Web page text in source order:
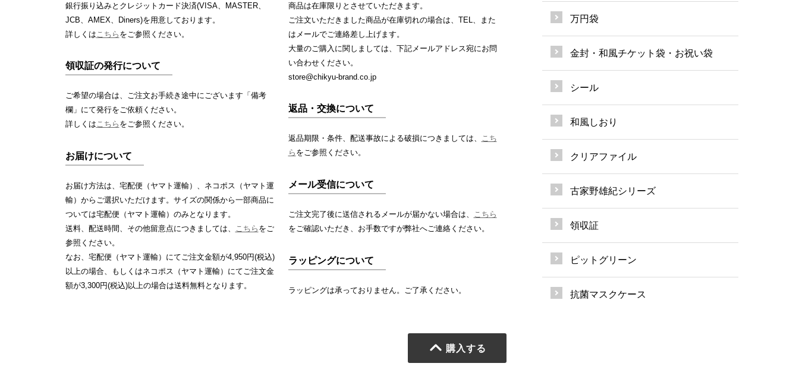
銀行振り込みとクレジットカード決済(VISA、MASTER、
JCB、AMEX、Diners)を用意しております。
詳しくは こちら をご参照ください。
領収証の発行について
ご希望の場合は、ご注文お手続き途中にございます「備考
欄」にて発行をご依頼ください。
詳しくはこちら をご参照ください。
お届けについて
お届け方法は、宅配便（ヤマト運輸）、ネコポス（ヤマト運
輸）からご選択いただけます。サイズの関係から一部商品に
ついては宅配便（ヤマト運輸）のみとなります。
送料、配送時間、その他留意点につきましては、 こちら をご
参照ください。
なお、宅配便（ヤマト運輸）にてご注文金額が4,950円(税込)
以上の場合、もしくはネコポス（ヤマト運輸）にてご注文金
額が3,300円(税込)以上の場合は送料無料となります。
商品は在庫限りとさせていただきます。
ご注文いただきました商品が在庫切れの場合は、TEL、また
はメールでご連絡差し上げます。
大量のご購入に関しましては、下記メールアドレス宛にお問
い合わせください。
store@chikyu-brand.co.jp
返品・交換について
返品期限・条件、配送事故による破損につきましては、 こち
ら をご参照ください。
メール受信について
ご注文完了後に送信されるメールが届かない場合は、 こちら
をご確認いただき、お手数ですが弊社へご連絡ください。
ラッピングについて
ラッピングは承っておりません。ご了承ください。
購入する
万円袋
金封・和風チケット袋・お祝い袋
シール
和風しおり
クリアファイル
古家野雄紀シリーズ
領収証
ピットグリーン
抗菌マスクケース